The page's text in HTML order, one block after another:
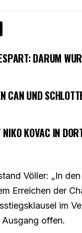
DARUM
CAN UND
NIKO KOVAC IN
Völler: „In
Erreichen der
im
Ausgang offen.